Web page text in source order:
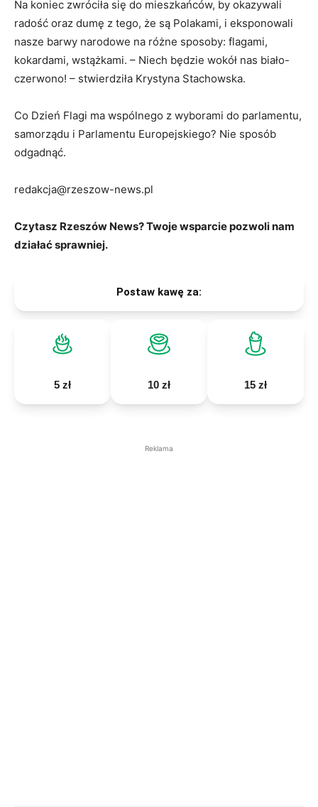
Na koniec zwróciła się do mieszkańców, by okazywali
radość oraz dumę z tego, że są Polakami, i eksponowali
nasze barwy narodowe na różne sposoby: flagami,
kokardami, wstążkami. – Niech będzie wokół nas biało-
czerwono! – stwierdziła Krystyna Stachowska.
Co Dzień Flagi ma wspólnego z wyborami do parlamentu,
samorządu i Parlamentu Europejskiego? Nie sposób
odgadnąć.
redakcja@rzeszow-news.pl
Czytasz Rzeszów News? Twoje wsparcie pozwoli nam
działać sprawniej.
Postaw kawę za:
5 zł 10 zł 15 zł
Reklama